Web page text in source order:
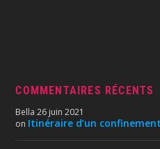
COMMENTAIRES RÉCENTS
Bella 26 juin 2021
on Itinéraire d’un confinement